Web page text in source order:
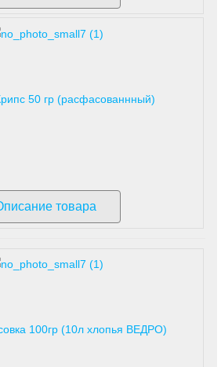
50 гр (расфасованнный)
товара
100гр (10л хлопья ВЕДРО)